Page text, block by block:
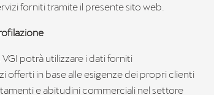
forniti tramite il presente sito web.
potrà utilizzare i dati forniti
offerti in base alle esigenze dei propri clienti
e abitudini commerciali nel settore